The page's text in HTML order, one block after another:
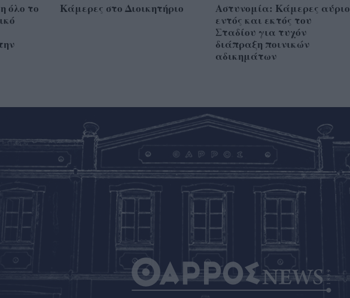
όλο το
Κάμερες στο Διοικητήριο
Αστυνομία: Κάμερες αύριο
εντός και εκτός του
Σταδίου για τυχόν
διάπραξη ποινικών
αδικημάτων